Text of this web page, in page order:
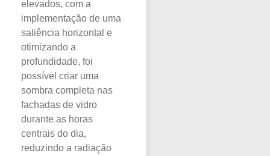
elevados, com a
implementação de uma
saliência horizontal e
otimizando a
profundidade, foi
possível criar uma
sombra completa nas
fachadas de vidro
durante as horas
centrais do dia,
reduzindo a radiação